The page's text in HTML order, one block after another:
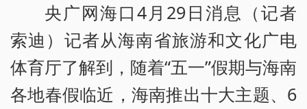
央广网海口4月29日消息（记者
索迪）记者从海南省旅游和文化广电
体育厅了解到，随着“五一”假期与海南
各地春假临近，海南推出十大主题、6